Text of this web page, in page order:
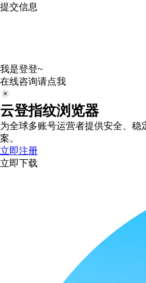
提交信息
我是登登~
在线咨询请点我
云登指纹浏览器
为全球多账号运营者提供安全、
案。
立即注册
立即下载